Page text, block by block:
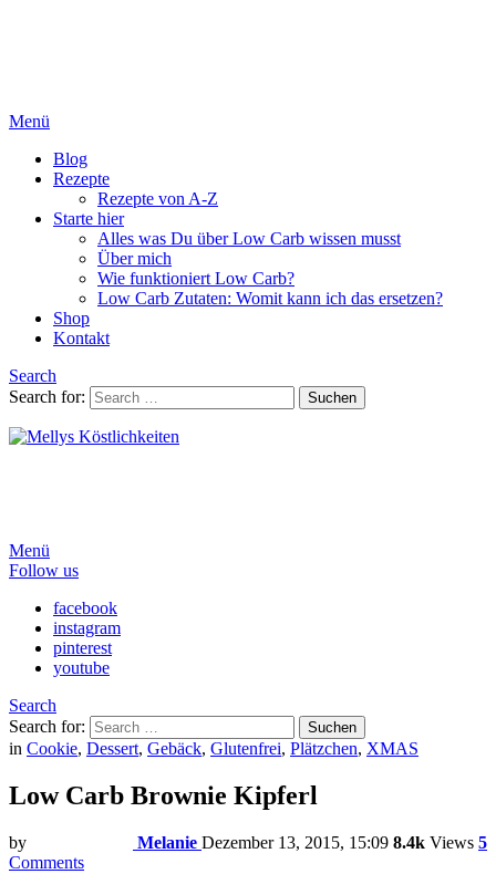
Menü
Blog
Rezepte
Rezepte von A-Z
Starte hier
Alles was Du über Low Carb wissen musst
Über mich
Wie funktioniert Low Carb?
Low Carb Zutaten: Womit kann ich das ersetzen?
Shop
Kontakt
Search
Search for:
Suchen
Menü
Follow us
facebook
instagram
pinterest
youtube
Search
Search for:
Suchen
in Cookie, Dessert, Gebäck, Glutenfrei, Plätzchen, XMAS
Low Carb Brownie Kipferl
by Melanie Dezember 13, 2015, 15:09 8.4k Views 5
Comments